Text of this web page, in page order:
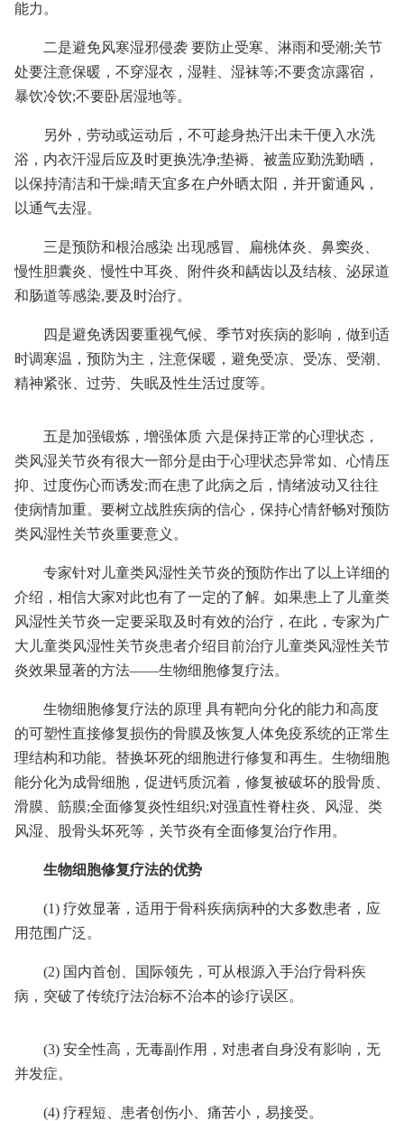
能力。
二是避免风寒湿邪侵袭 要防止受寒、淋雨和受潮;关节
处要注意保暖，不穿湿衣，湿鞋、湿袜等;不要贪凉露宿，
暴饮冷饮;不要卧居湿地等。
另外，劳动或运动后，不可趁身热汗出未干便入水洗
浴，内衣汗湿后应及时更换洗净;垫褥、被盖应勤洗勤晒，
以保持清洁和干燥;晴天宜多在户外晒太阳，并开窗通风，
以通气去湿。
三是预防和根治感染 出现感冒、扁桃体炎、鼻窦炎、
慢性胆囊炎、慢性中耳炎、附件炎和龋齿以及结核、泌尿道
和肠道等感染,要及时治疗。
四是避免诱因要重视气候、季节对疾病的影响，做到适
时调寒温，预防为主，注意保暖，避免受凉、受冻、受潮、
精神紧张、过劳、失眠及性生活过度等。
五是加强锻炼，增强体质 六是保持正常的心理状态，
类风湿关节炎有很大一部分是由于心理状态异常如、心情压
抑、过度伤心而诱发;而在患了此病之后，情绪波动又往往
使病情加重。要树立战胜疾病的信心，保持心情舒畅对预防
类风湿性关节炎重要意义。
专家针对儿童类风湿性关节炎的预防作出了以上详细的
介绍，相信大家对此也有了一定的了解。如果患上了儿童类
风湿性关节炎一定要采取及时有效的治疗，在此，专家为广
大儿童类风湿性关节炎患者介绍目前治疗儿童类风湿性关节
炎效果显著的方法——生物细胞修复疗法。
生物细胞修复疗法的原理 具有靶向分化的能力和高度
的可塑性直接修复损伤的骨膜及恢复人体免疫系统的正常生
理结构和功能。替换坏死的细胞进行修复和再生。生物细胞
能分化为成骨细胞，促进钙质沉着，修复被破坏的股骨质、
滑膜、筋膜;全面修复炎性组织;对强直性脊柱炎、风湿、类
风湿、股骨头坏死等，关节炎有全面修复治疗作用。
生物细胞修复疗法的优势
(1) 疗效显著，适用于骨科疾病病种的大多数患者，应
用范围广泛。
(2) 国内首创、国际领先，可从根源入手治疗骨科疾
病，突破了传统疗法治标不治本的诊疗误区。
(3) 安全性高，无毒副作用，对患者自身没有影响，无
并发症。
(4) 疗程短、患者创伤小、痛苦小，易接受。